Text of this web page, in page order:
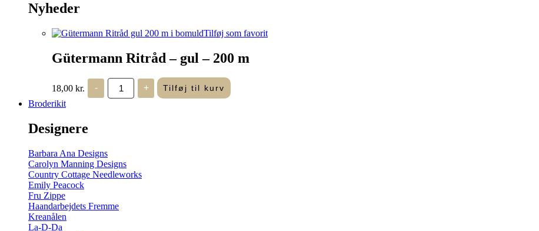
Nyheder
Tilføj som favorit
Gütermann Ritråd – gul – 200 m
18,00 kr. -
Gütermann
Ritråd
-
+ Tilføj til kurv
Broderikit
Designere
Barbara Ana Designs
Carolyn Manning Designs
Country Cottage Needleworks
Emily Peacock
Fru Zippe
Haandarbejdets Fremme
Kreanålen
La-D-Da